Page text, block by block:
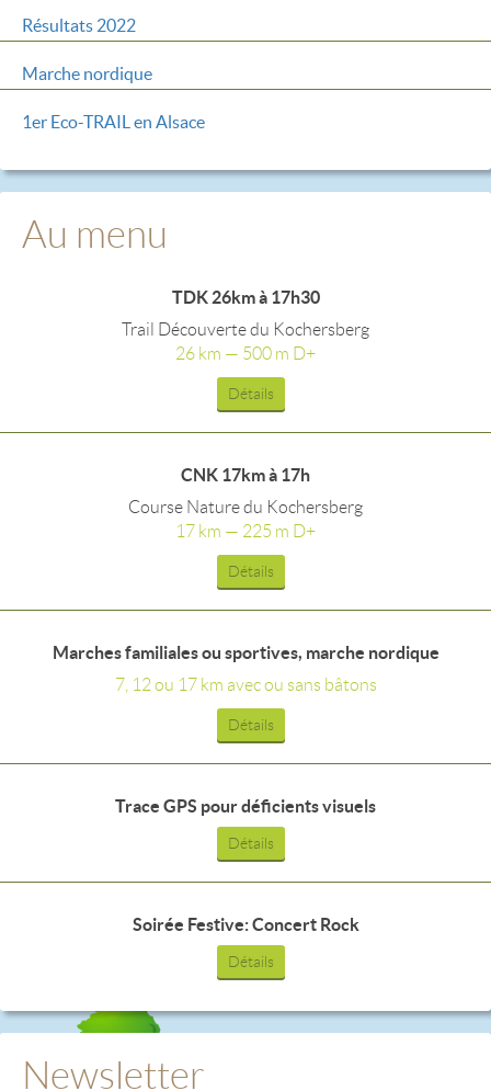
Résultats 2022
Marche nordique
1er Eco-TRAIL en Alsace
Au menu
TDK 26km à 17h30
Trail Découverte du Kochersberg
26 km — 500 m D+
Détails
CNK 17km à 17h
Course Nature du Kochersberg
17 km — 225 m D+
Détails
Marches familiales ou sportives, marche nordique
7, 12 ou 17 km avec ou sans bâtons
Détails
Trace GPS pour déficients visuels
Détails
Soirée Festive: Concert Rock
Détails
Newsletter